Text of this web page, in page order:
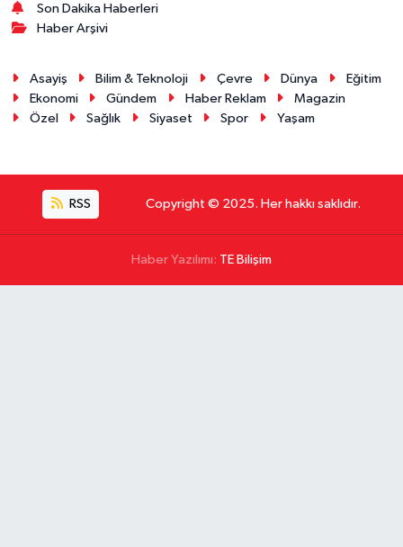
Son Dakika Haberleri
Haber Arşivi
Asayiş Bilim & Teknoloji Çevre Dünya
Eğitim
Ekonomi
Gündem Haber Reklam
Magazin
Özel
Sağlık Siyaset Spor Yaşam
RSS Copyright © 2025. Her hakkı saklıdır.
Haber Yazılımı: TE Bilişim